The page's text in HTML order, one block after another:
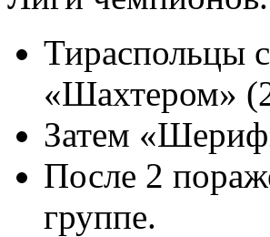
Тираспольцы
«Шахтером»
Затем
После 2
группе.